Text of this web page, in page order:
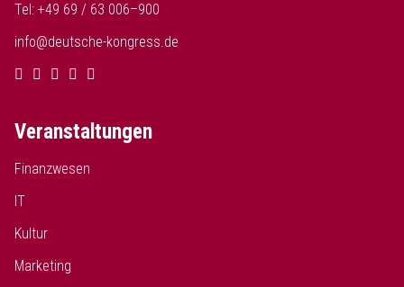
Tel: +49 69 / 63 006–900
info@deutsche-kongress.de
Veranstaltungen
Finanzwesen
IT
Kultur
Marketing